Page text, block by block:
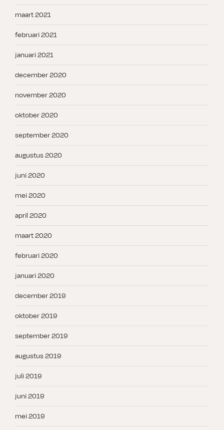
maart 2021
februari 2021
januari 2021
december 2020
november 2020
oktober 2020
september 2020
augustus 2020
juni 2020
mei 2020
april 2020
maart 2020
februari 2020
januari 2020
december 2019
oktober 2019
september 2019
augustus 2019
juli 2019
juni 2019
mei 2019